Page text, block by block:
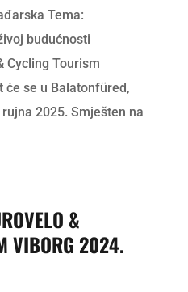
Tema:
budućnosti
Cycling Tourism
će se u Balatonfüred,
2025. Smješten na
&
VIBORG 2024.